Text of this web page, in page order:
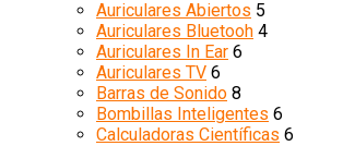
Auriculares Abiertos 5
Auriculares Bluetooh 4
Auriculares In Ear 6
Auriculares TV 6
Barras de Sonido 8
Bombillas Inteligentes 6
Calculadoras Científicas 6